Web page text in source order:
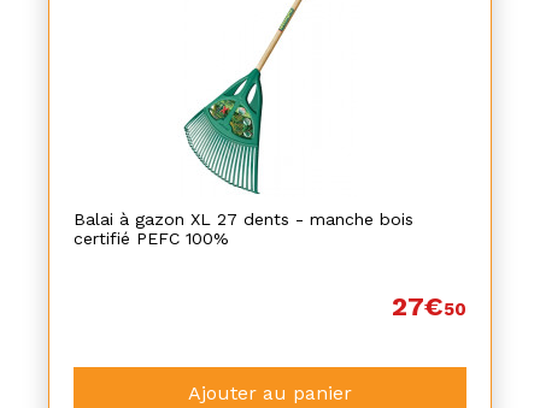
Balai à gazon XL 27 dents - manche bois
certifié PEFC 100%
27€50
Ajouter au panier